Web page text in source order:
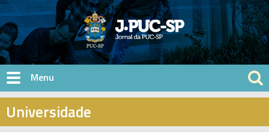
Pular para o conteúdo principal
Universidade